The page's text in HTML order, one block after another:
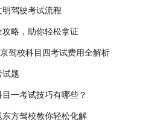
驾驶考试流程
略，助你轻松拿证
驾校科目四考试费用全解析
试题
一考试技巧有哪些？
方驾校教你轻松化解